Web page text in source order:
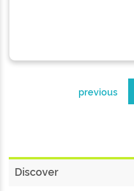
previous
Discover